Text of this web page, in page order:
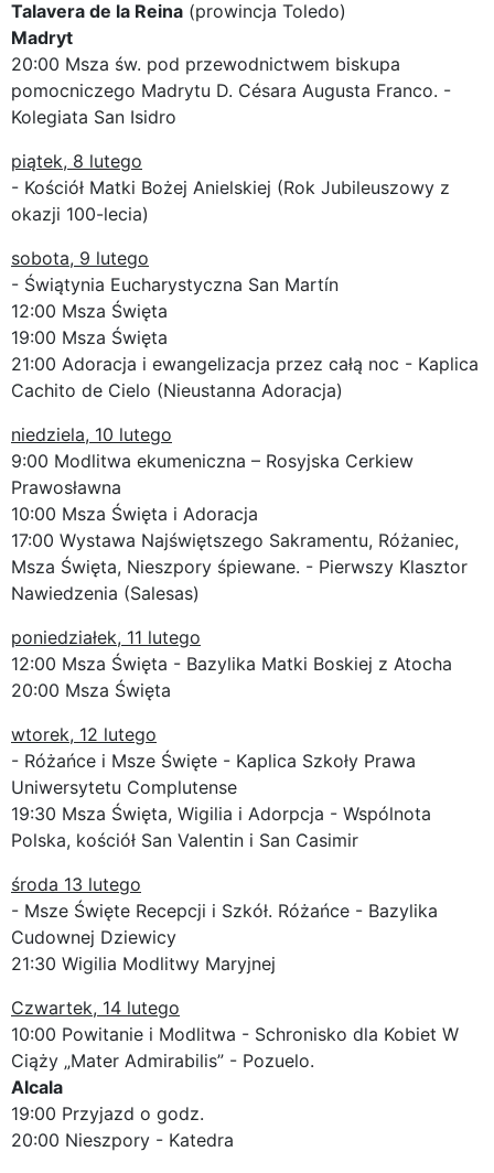
Talavera de la Reina (prowincja Toledo)
Madryt
20:00 Msza św. pod przewodnictwem biskupa
pomocniczego Madrytu D. Césara Augusta Franco. -
Kolegiata San Isidro
piątek, 8 lutego
- Kościół Matki Bożej Anielskiej (Rok Jubileuszowy z
okazji 100-lecia)
sobota, 9 lutego
- Świątynia Eucharystyczna San Martín
12:00 Msza Święta
19:00 Msza Święta
21:00 Adoracja i ewangelizacja przez całą noc - Kaplica
Cachito de Cielo (Nieustanna Adoracja)
niedziela, 10 lutego
9:00 Modlitwa ekumeniczna – Rosyjska Cerkiew
Prawosławna
10:00 Msza Święta i Adoracja
17:00 Wystawa Najświętszego Sakramentu, Różaniec,
Msza Święta, Nieszpory śpiewane. - Pierwszy Klasztor
Nawiedzenia (Salesas)
poniedziałek, 11 lutego
12:00 Msza Święta - Bazylika Matki Boskiej z Atocha
20:00 Msza Święta
wtorek, 12 lutego
- Różańce i Msze Święte - Kaplica Szkoły Prawa
Uniwersytetu Complutense
19:30 Msza Święta, Wigilia i Adorpcja - Wspólnota
Polska, kościół San Valentin i San Casimir
środa 13 lutego
- Msze Święte Recepcji i Szkół. Różańce - Bazylika
Cudownej Dziewicy
21:30 Wigilia Modlitwy Maryjnej
Czwartek, 14 lutego
10:00 Powitanie i Modlitwa - Schronisko dla Kobiet W
Ciąży „Mater Admirabilis” - Pozuelo.
Alcala
19:00 Przyjazd o godz.
20:00 Nieszpory - Katedra